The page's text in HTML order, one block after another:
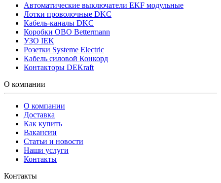
Автоматические выключатели EKF модульные
Лотки проволочные DKC
Кабель-каналы DKC
Коробки OBO Bettermann
УЗО IEK
Розетки Systeme Electric
Кабель силовой Конкорд
Контакторы DEKraft
О компании
О компании
Доставка
Как купить
Вакансии
Статьи и новости
Наши услуги
Контакты
Контакты